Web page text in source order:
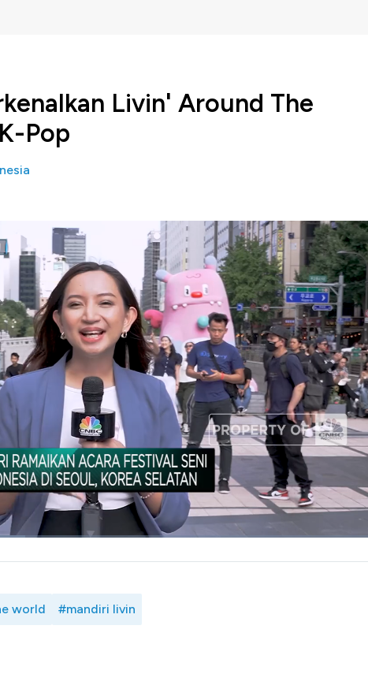
Livin' Around The
Pop
Mandiri (Persero) Tbk meramaikan acara Festival Seni Budaya
Selatan, pada Minggu, 23 Juni 2024. Dalam ajang ini, Bank
Around The World kepada para warga negara Indonesia
hadir di festival ini.
dan calon nasabah Bank Mandiri yang berada di luar negeri
negara setempat untuk membuka rekening hingga bertransaksi
super app andalan Bank Mandiri, yakni Livin' by Mandiri telah
nasabah dalam bertransaksi, baik di dalam negeri dan juga di
Syarifah Rahma, Juru Kamera Ajat Hutdiyanto, dan Bayu Dwi
Indonesia, Minggu (23/06/2024).
world #mandiri livin